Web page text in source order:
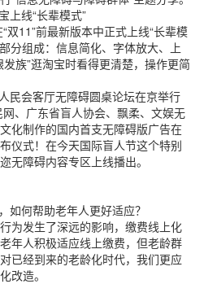
上线“长辈模式”
双11”前最新版本中正式上线“长辈模
分组成：信息简化、字体放大、上
族”逛淘宝时看得更清楚，操作更简
民会客厅无障碍圆桌论坛在京举行
、广东省盲人协会、飘柔、文娱无
化制作的国内首支无障碍版广告在
仪式！在今天国际盲人节这个特别
无障碍内容专区上线播出。
如何帮助老年人更好适应？
为发生了深远的影响，缴费线上化
年人积极适应线上缴费，但老龄群
已经到来的老龄化时代，我们更应
改造。